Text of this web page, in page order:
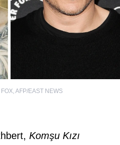
, AFP/EAST NEWS
Komşu Kızı